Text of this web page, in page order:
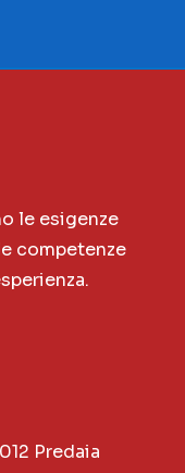
le esigenze
competenze
Predaia